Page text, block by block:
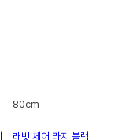
80cm
래빗 체어 라지 블랙